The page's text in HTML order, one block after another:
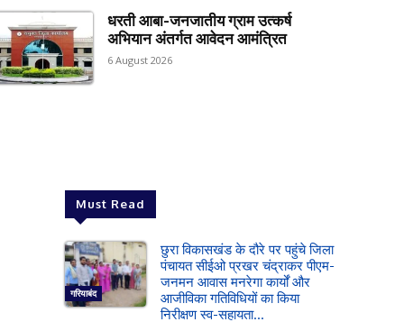
धरती आबा-जनजातीय ग्राम उत्कर्ष
अभियान अंतर्गत आवेदन आमंत्रित
6 August 2026
Must Read
गरियाबंद
छुरा विकासखंड के दौरे पर पहुंचे जिला
पंचायत सीईओ प्रखर चंद्राकर पीएम-
जनमन आवास मनरेगा कार्यों और
आजीविका गतिविधियों का किया
निरीक्षण स्व-सहायता...